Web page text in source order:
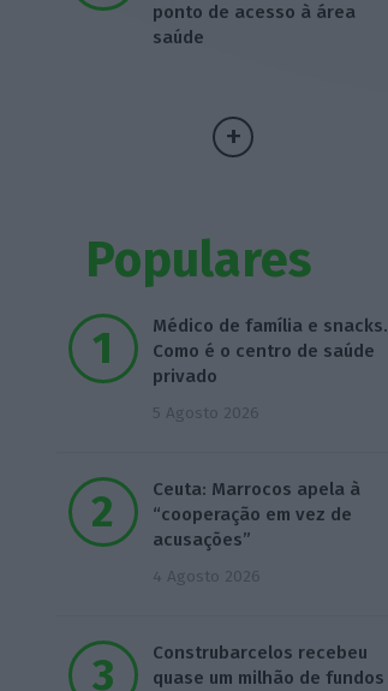
ponto de acesso à área
saúde
Populares
Médico de família e snacks.
Como é o centro de saúde
privado
5 Agosto 2026
Ceuta: Marrocos apela à
“cooperação em vez de
acusações”
4 Agosto 2026
Construbarcelos recebeu
quase um milhão de fundos